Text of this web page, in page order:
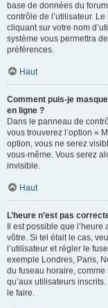
base de données du
contrôle de l’utilisateur.
cliquant sur votre nom
système vous permettra
préférences.
Haut
Comment puis-je
en ligne ?
Dans le panneau de
vous trouverez l’option «
option, vous ne serez
vous-même. Vous serez
invisible.
Haut
L’heure n’est pas
Il est possible que
vôtre. Si tel était le cas,
l’utilisateur et régler le
exemple Londres, Paris,
du fuseau horaire, comme
qu’aux utilisateurs
le faire.